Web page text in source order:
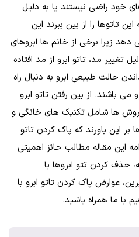
خود راضی نیستند یا به دلیل
تاتوها را از بین ببرند این
دهد زیرا برخی از خانم ها ابروهای
تغییر مد، تاتو ابرو از مد افتاده
حالت طبیعی ابرو به دنبال راه
می باشند. از بین رفتن تاتو ابرو
ها شامل تکنیک های خانگی و
بر این باورند که پاک کردن تاتو
این مقاله مطالب حائز اهمیتی
حذف کردن تتو ابروها با
عوارض پاک کردن تاتو ابرو با
با ما همراه باشید.